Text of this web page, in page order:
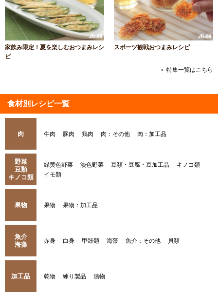
家飲み限定！夏を楽しむおつまみレシ
ピ
スポーツ観戦おつまみレシピ
＞ 特集一覧はこちら
食材別レシピ一覧
肉 牛肉 豚肉 鶏肉 肉：その他 肉：加工品
野菜
豆類
キノコ類
緑黄色野菜 淡色野菜 豆類・豆腐・豆加工品
キノコ類
イモ類
果物 果物 果物：加工品
魚介
海藻
赤身 白身 甲殻類 海藻 魚介：その他 貝類
加工品 乾物 練り製品 漬物